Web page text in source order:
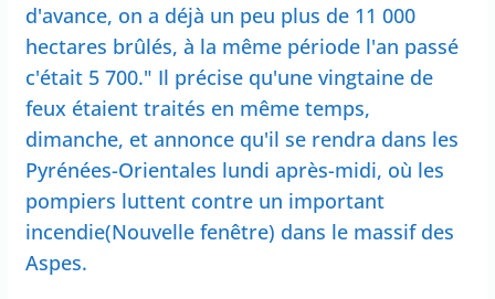
d'avance, on a déjà un peu plus de 11 000
hectares brûlés, à la même période l'an passé
c'était 5 700." Il précise qu'une vingtaine de
feux étaient traités en même temps,
dimanche, et annonce qu'il se rendra dans les
Pyrénées-Orientales lundi après-midi, où les
pompiers luttent contre un important
incendie(Nouvelle fenêtre) dans le massif des
Aspes.